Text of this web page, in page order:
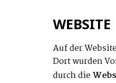
WEBSITE
Auf der
Dort wurden
durch die